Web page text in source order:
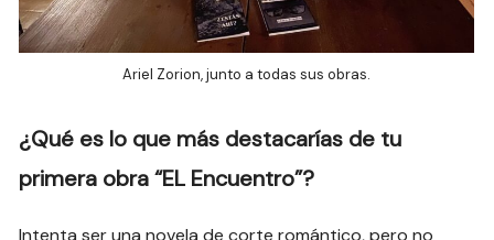
Ariel Zorion, junto a todas sus obras.
¿Qué es lo que más destacarías de tu
primera obra “EL Encuentro”?
Intenta ser una novela de corte romántico, pero no